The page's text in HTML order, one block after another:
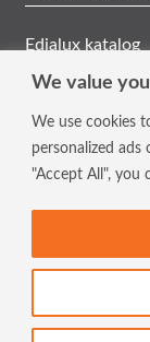
We value
We use cookies
personalized
"Accept All", you
Edialux katalog
Generelle
Tilmeld
Indtast din
© Pelsis 2026.